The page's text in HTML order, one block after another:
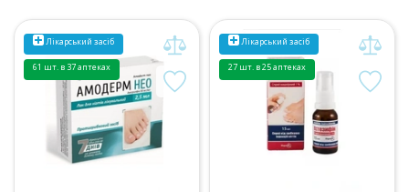
Лікарський засіб
61 шт. в 37 аптеках
Лікарський засіб
27 шт. в 25 аптеках